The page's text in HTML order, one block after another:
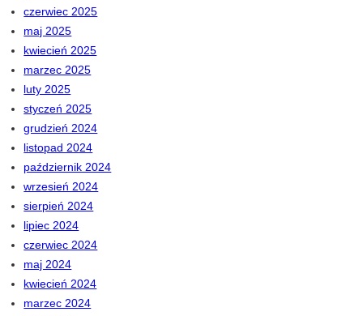
czerwiec 2025
maj 2025
kwiecień 2025
marzec 2025
luty 2025
styczeń 2025
grudzień 2024
listopad 2024
październik 2024
wrzesień 2024
sierpień 2024
lipiec 2024
czerwiec 2024
maj 2024
kwiecień 2024
marzec 2024